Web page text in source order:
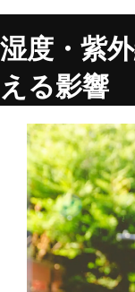
湿度・紫
える影響